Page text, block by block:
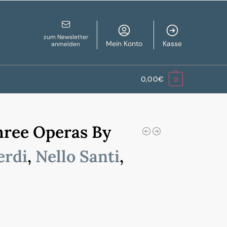
zum Newsletter
anmelden
Mein Konto Kasse
0,00€ 0
Operas By
, Nello Santi,